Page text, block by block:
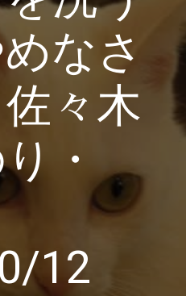
なさ
々木
・
12